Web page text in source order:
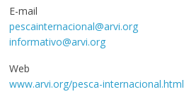
E-mail
pescainternacional@arvi.org
informativo@arvi.org
Web
www.arvi.org/pesca-internacional.html